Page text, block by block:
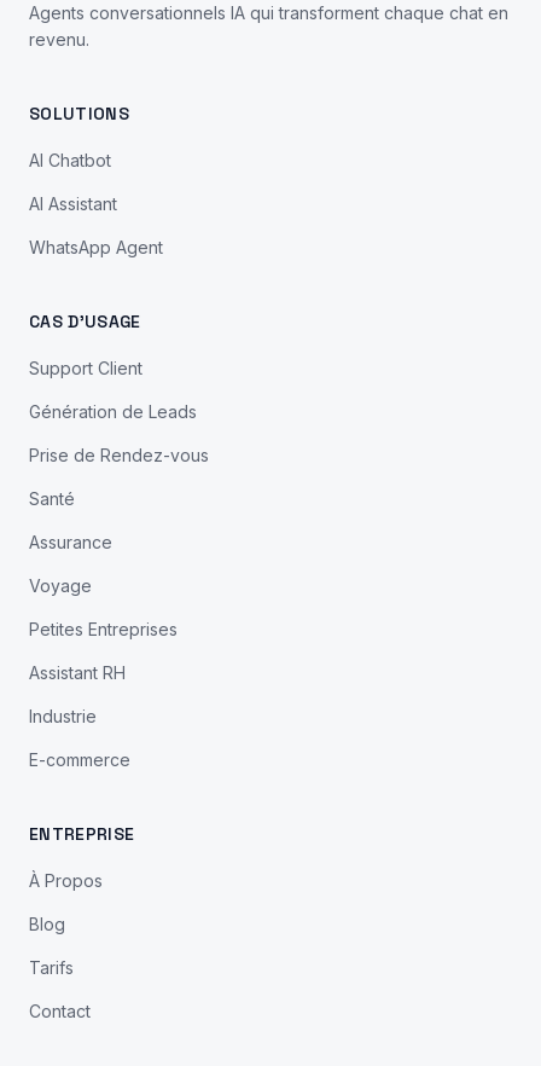
Agents conversationnels IA qui transforment chaque chat en
revenu.
SOLUTIONS
AI Chatbot
AI Assistant
WhatsApp Agent
CAS D'USAGE
Support Client
Génération de Leads
Prise de Rendez-vous
Santé
Assurance
Voyage
Petites Entreprises
Assistant RH
Industrie
E-commerce
ENTREPRISE
À Propos
Blog
Tarifs
Contact